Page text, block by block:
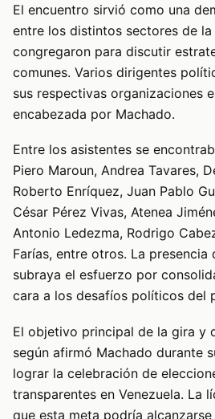
El encuentro sirvió como una
entre los distintos sectores de
congregaron para discutir
comunes. Varios dirigentes
sus respectivas organizaciones
encabezada por Machado.
Entre los asistentes se
Piero Maroun, Andrea Tavares,
Roberto Enríquez, Juan Pablo
César Pérez Vivas, Atenea
Antonio Ledezma, Rodrigo
Farías, entre otros. La presencia
subraya el esfuerzo por
cara a los desafíos políticos del
El objetivo principal de la gira y
según afirmó Machado durante
lograr la celebración de
transparentes en Venezuela. La
que esta meta podría